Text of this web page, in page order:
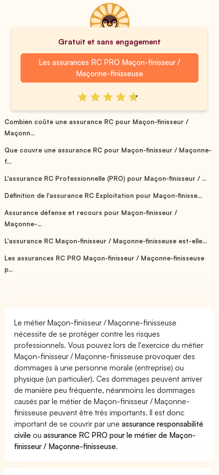
Gratuit et sans engagement
Les assurances RC PRO Maçon-finisseur /
Maçonne-finisseuse
Combien coûte une assurance RC pour Maçon-finisseur /
Maçonn...
Que couvre une assurance RC pour Maçon-finisseur / Maçonne-
f...
L'assurance RC Professionnelle (PRO) pour Maçon-finisseur / ...
Définition de l'assurance RC Exploitation pour Maçon-finisse...
Assurance défense et recours pour Maçon-finisseur /
Maçonne-...
L'assurance RC Maçon-finisseur / Maçonne-finisseuse est-elle...
Les assurances RC PRO Maçon-finisseur / Maçonne-finisseuse
p...
Le métier Maçon-finisseur / Maçonne-finisseuse
nécessite de se protéger contre les risques
professionnels. Vous pouvez lors de l'exercice du métier
Maçon-finisseur / Maçonne-finisseuse provoquer des
dommages à une personne morale (entreprise) ou
physique (un particulier). Ces dommages peuvent arriver
de manière peu fréquente, néanmoins les dommages
causés par le métier de Maçon-finisseur / Maçonne-
finisseuse peuvent être très importants. Il est donc
important de se couvrir par uneassurance responsabilité
civile ouassurance RC PRO pour le métier de Maçon-
finisseur / Maçonne-finisseuse.